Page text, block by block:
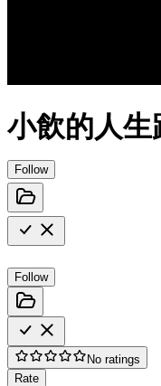
小飲的人生
Follow
Follow
No ratings
Rate